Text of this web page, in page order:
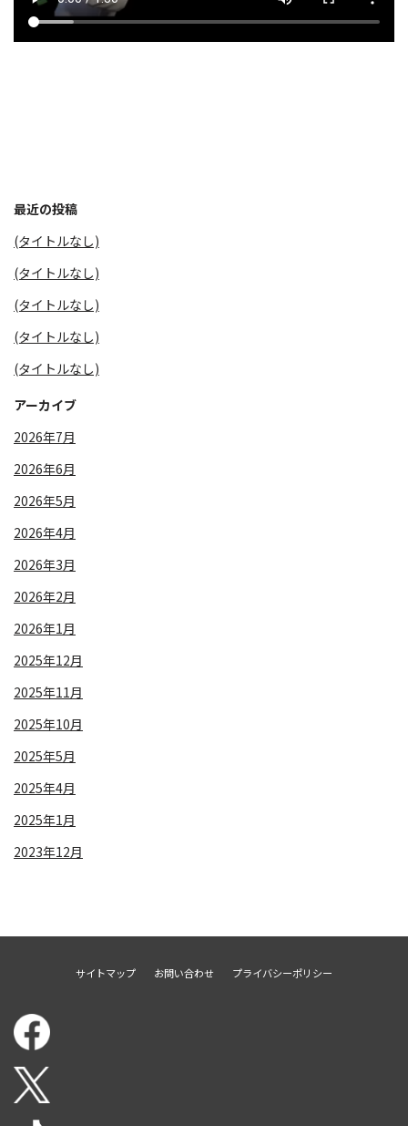
最近の投稿
(タイトルなし)
(タイトルなし)
(タイトルなし)
(タイトルなし)
(タイトルなし)
アーカイブ
2026年7月
2026年6月
2026年5月
2026年4月
2026年3月
2026年2月
2026年1月
2025年12月
2025年11月
2025年10月
2025年5月
2025年4月
2025年1月
2023年12月
サイトマップ お問い合わせ プライバシーポリシー